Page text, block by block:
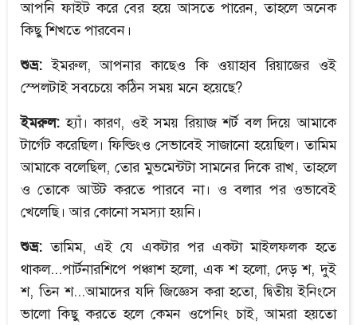
আপনি ফাইট করে বের হয়ে আসতে পারেন, তাহলে অনেক
কিছু শিখতে পারবেন।
শুভ্র: ইমরুল, আপনার কাছেও কি ওয়াহাব রিয়াজের ওই
স্পেলটাই সবচেয়ে কঠিন সময় মনে হয়েছে?
ইমরুল: হ্যাঁ। কারণ, ওই সময় রিয়াজ শর্ট বল দিয়ে আমাকে
টার্গেট করেছিল। ফিল্ডিংও সেভাবেই সাজানো হয়েছিল। তামিম
আমাকে বলেছিল, তোর মুভমেন্টটা সামনের দিকে রাখ, তাহলে
ও তোকে আউট করতে পারবে না। ও বলার পর ওভাবেই
খেলেছি। আর কোনো সমস্যা হয়নি।
শুভ্র: তামিম, এই যে একটার পর একটা মাইলফলক হতে
থাকল...পার্টনারশিপে পঞ্চাশ হলো, এক শ হলো, দেড় শ, দুই
শ, তিন শ...আমাদের যদি জিজ্ঞেস করা হতো, দ্বিতীয় ইনিংসে
ভালো কিছু করতে হলে কেমন ওপেনিং চাই, আমরা হয়তো